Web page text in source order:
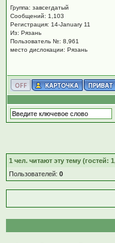
Группа: завсегдатый
Сообщений: 1,103
Регистрация: 14-January 11
Из: Рязань
Пользователь №: 8,961
место дислокации: Рязань
1 чел. читают эту тему (гостей:
Пользователей: 0